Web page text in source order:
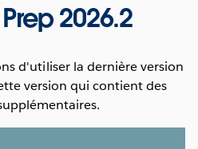
2026.2
d'utiliser la dernière version
version qui contient des